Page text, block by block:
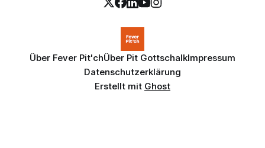
Über Fever Pit'chÜber Pit GottschalkImpressum
Datenschutzerklärung
Erstellt mit Ghost